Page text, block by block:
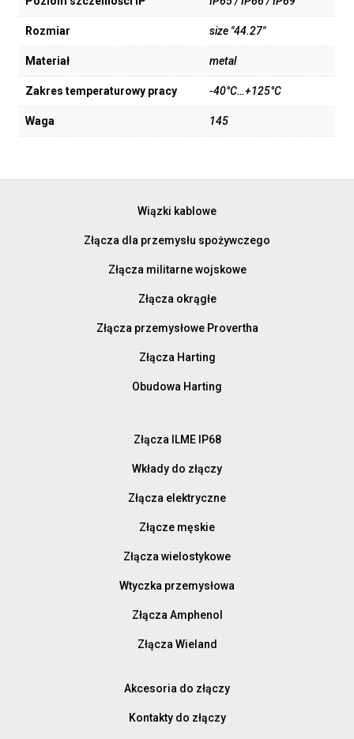
Rozmiar size "44.27"
Materiał metal
Zakres temperaturowy pracy -40°C…+125°C
Waga 145
Wiązki kablowe
Złącza dla przemysłu spożywczego
Złącza militarne wojskowe
Złącza okrągłe
Złącza przemysłowe Provertha
Złącza Harting
Obudowa Harting
Złącza ILME IP68
Wkłady do złączy
Złącza elektryczne
Złącze męskie
Złącza wielostykowe
Wtyczka przemysłowa
Złącza Amphenol
Złącza Wieland
Akcesoria do złączy
Kontakty do złączy